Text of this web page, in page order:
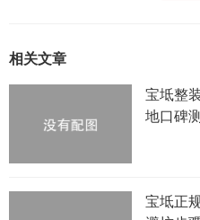
相关文章
宝坻整
地口碑
宝坻正